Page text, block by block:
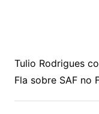
Tulio Rodrigues
Fla sobre SAF no